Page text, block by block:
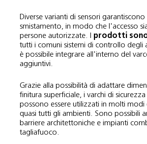
Diverse varianti di sensori
smistamento, in modo che l'accesso
persone autorizzate. I prodotti
tutti i comuni sistemi di controllo degli
è possibile integrare all'interno del
aggiuntivi.
Grazie alla possibilità di adattare
finitura superficiale, i varchi di
possono essere utilizzati in molti modi
quasi tutti gli ambienti. Sono possibili
barriere architettoniche e impianti
tagliafuoco.